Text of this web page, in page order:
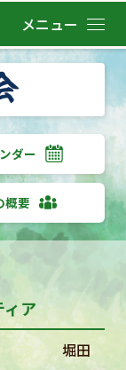
ダー
概要
ィア
堀田